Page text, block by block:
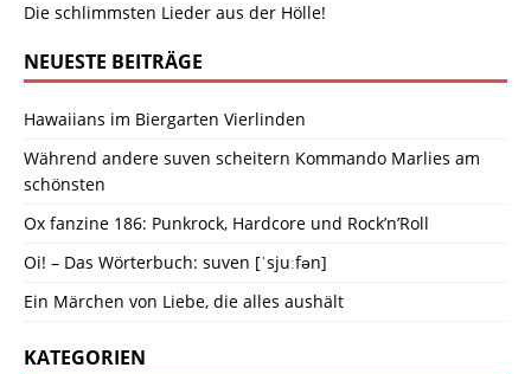
Die schlimmsten Lieder aus der Hölle!
NEUESTE BEITRÄGE
Hawaiians im Biergarten Vierlinden
Während andere suven scheitern Kommando Marlies am
schönsten
Ox fanzine 186: Punkrock, Hardcore und Rock’n’Roll
Oi! – Das Wörterbuch: suven [ˈsjuːfən]
Ein Märchen von Liebe, die alles aushält
KATEGORIEN